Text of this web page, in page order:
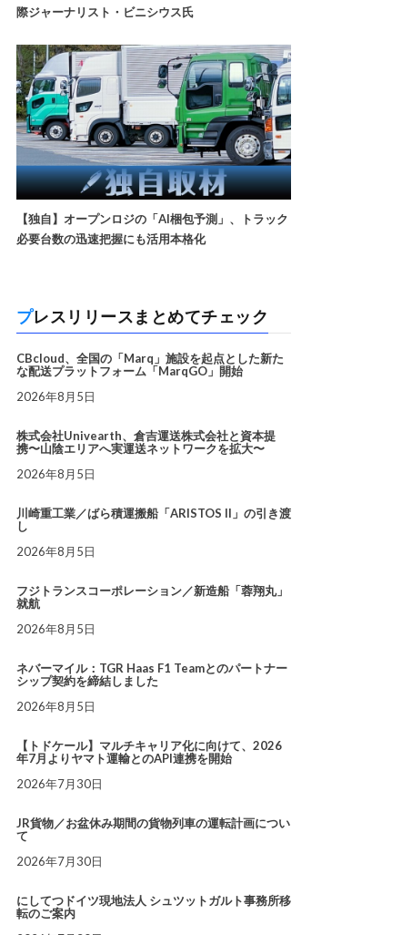
際ジャーナリスト・ビニシウス氏
【独自】オープンロジの「AI梱包予測」、トラック
必要台数の迅速把握にも活用本格化
プレスリリースまとめてチェック
CBcloud、全国の「Marq」施設を起点とした新た
な配送プラットフォーム「MarqGO」開始
2026年8月5日
株式会社Univearth、倉吉運送株式会社と資本提
携〜山陰エリアへ実運送ネットワークを拡大〜
2026年8月5日
川崎重工業／ばら積運搬船「ARISTOS II」の引き渡
し
2026年8月5日
フジトランスコーポレーション／新造船「蓉翔丸」
就航
2026年8月5日
ネバーマイル：TGR Haas F1 Teamとのパートナー
シップ契約を締結しました
2026年8月5日
【トドケール】マルチキャリア化に向けて、2026
年7月よりヤマト運輸とのAPI連携を開始
2026年7月30日
JR貨物／お盆休み期間の貨物列車の運転計画につい
て
2026年7月30日
にしてつドイツ現地法人 シュツットガルト事務所移
転のご案内